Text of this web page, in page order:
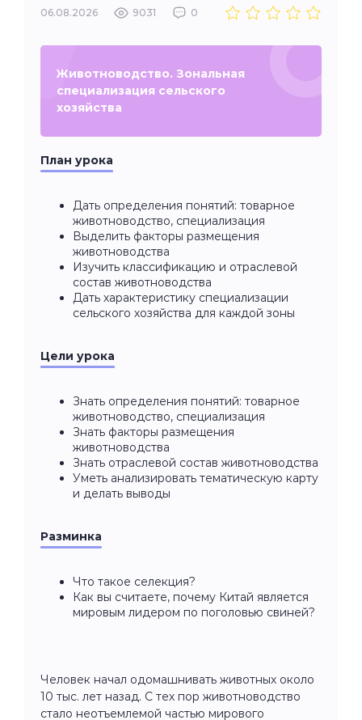
06.08.2026 9031 0
Животноводство. Зональная
специализация сельского
хозяйства
План урока
Дать определения понятий: товарное
животноводство, специализация
Выделить факторы размещения
животноводства
Изучить классификацию и отраслевой
состав животноводства
Дать характеристику специализации
сельского хозяйства для каждой зоны
Цели урока
Знать определения понятий: товарное
животноводство, специализация
Знать факторы размещения
животноводства
Знать отраслевой состав животноводства
Уметь анализировать тематическую карту
и делать выводы
Разминка
Что такое селекция?
Как вы считаете, почему Китай является
мировым лидером по поголовью свиней?
Человек начал одомашнивать животных около
10 тыс. лет назад. С тех пор животноводство
стало неотъемлемой частью мирового